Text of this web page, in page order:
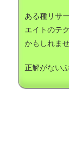
ある種リサ
エイトのテ
かもしれませ
正解がない